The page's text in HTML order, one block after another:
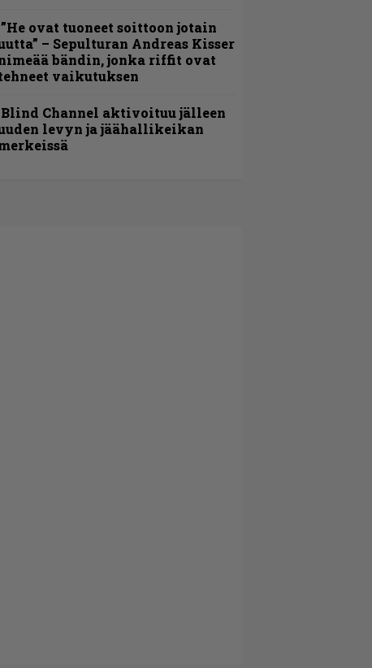
”He ovat tuoneet soittoon jotain
– Sepulturan Andreas Kisser
bändin, jonka riffit ovat
vaikutuksen
Blind Channel aktivoituu jälleen
levyn ja jäähallikeikan